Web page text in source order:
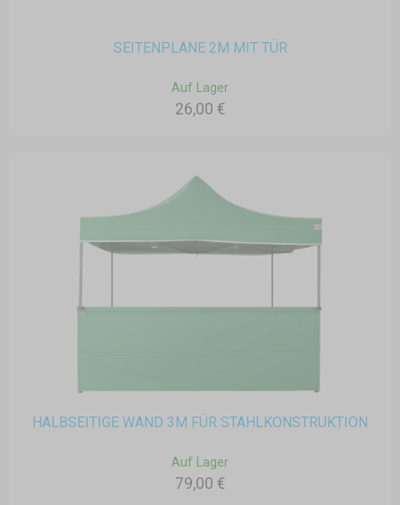
SEITENPLANE 2M MIT TÜR
Auf Lager
26,00 €
HALBSEITIGE WAND 3M FÜR STAHLKONSTRUKTION
Auf Lager
79,00 €